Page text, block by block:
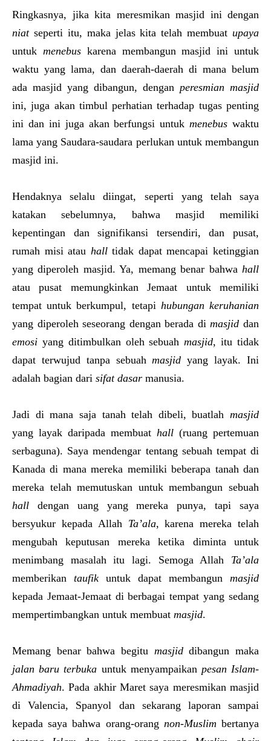
Ringkasnya, jika kita meresmikan masjid ini dengan
niatseperti itu, maka jelas kita telah membuat upaya
untuk menebuskarena membangun masjid ini untuk
waktu yang lama, dan daerah-daerah di mana belum
ada masjid yang dibangun, dengan peresmian masjid
ini, juga akan timbul perhatian terhadap tugas penting
ini dan ini juga akan berfungsi untuk menebus waktu
lama yang Saudara-saudara perlukan untuk membangun
masjid ini.
Hendaknya selalu diingat, seperti yang telah saya
katakan sebelumnya, bahwa masjid memiliki
kepentingan dan signifikansi tersendiri, dan pusat,
rumah misi atau halltidak dapat mencapai ketinggian
yang diperoleh masjid. Ya, memang benar bahwa hall
atau pusat memungkinkan Jemaat untuk memiliki
tempat untuk berkumpul, tetapi hubungan keruhanian
yang diperoleh seseorang dengan berada di masjid dan
emosi yang ditimbulkan oleh sebuah masjid, itu tidak
dapat terwujud tanpa sebuah masjid yang layak. Ini
adalah bagian dari sifat dasar manusia.
Jadi di mana saja tanah telah dibeli, buatlah masjid
yang layak daripada membuat hall (ruang pertemuan
serbaguna). Saya mendengar tentang sebuah tempat di
Kanada di mana mereka memiliki beberapa tanah dan
mereka telah memutuskan untuk membangun sebuah
hall dengan uang yang mereka punya, tapi saya
bersyukur kepada Allah Ta’ala, karena mereka telah
mengubah keputusan mereka ketika diminta untuk
menimbang masalah itu lagi. Semoga Allah Ta’ala
memberikan taufik untuk dapat membangun masjid
kepada Jemaat-Jemaat di berbagai tempat yang sedang
mempertimbangkan untuk membuat masjid.
Memang benar bahwa begitu masjiddibangun maka
jalan baru terbuka untuk menyampaikan pesan Islam-
Ahmadiyah. Pada akhir Maret saya meresmikan masjid
di Valencia, Spanyol dan sekarang laporan sampai
kepada saya bahwa orang-orang non-Muslim bertanya